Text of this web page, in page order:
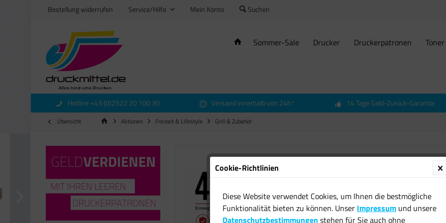
Bestellung widerrufen Service/Hilfe Mein Konto Suchen
Sommer-Sale Drucker Druckerpatronen Toner
Hotline +43 (0)2522 20 100 30 Versand innerhalb von 24h* 14 Tage Geld-Zurück-Garantie
Übersicht Aktionen Freizeit & Lifestyle Grill & Zubehör
Set
Cookie-Richtlinien
Diese Website verwendet Cookies, um Ihnen die bestmögliche
Funktionalität bieten zu können. Unser Impressum und unsere
Datenschutzbestimmungen stehen für Sie auch ohne